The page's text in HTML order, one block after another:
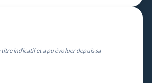
indicatif et a pu évoluer depuis sa